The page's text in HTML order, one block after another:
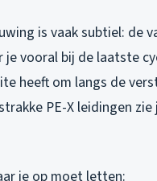
is vaak subtiel: de
je vooral bij de laatste
heeft om langs de
PE-X leidingen
je op moet letten: